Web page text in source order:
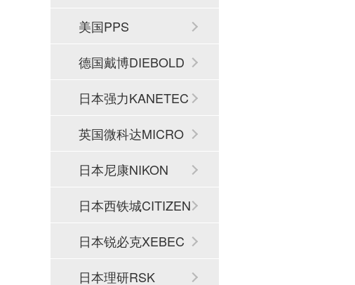
HI
美国PPS
德国戴博DIEBOLD
日本强力KANETEC
英国微科达MICRO
SET
日本尼康NIKON
日本西铁城CITIZEN
日本锐必克XEBEC
日本理研RSK